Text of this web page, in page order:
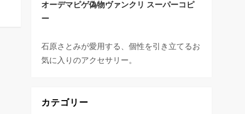
オーデマピゲ偽物ヴァンクリ スーパーコピ
ー
石原さとみが愛用する、個性を引き立てるお
気に入りのアクセサリー。
カテゴリー